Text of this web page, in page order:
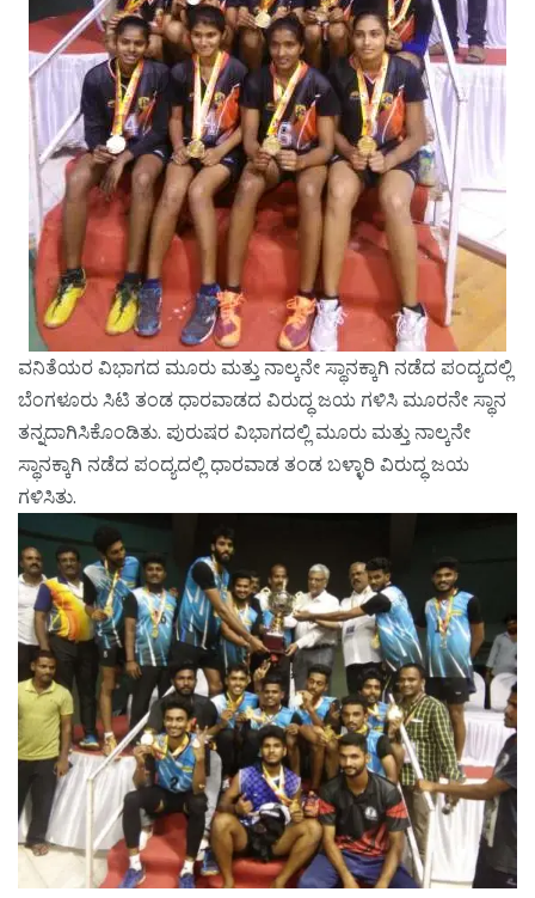
ವನಿತೆಯರ ವಿಭಾಗದ ಮೂರು ಮತ್ತು ನಾಲ್ಕನೇ ಸ್ಥಾನಕ್ಕಾಗಿ ನಡೆದ ಪಂದ್ಯದಲ್ಲಿ
ಬೆಂಗಳೂರು ಸಿಟಿ ತಂಡ ಧಾರವಾಡದ ವಿರುದ್ಧ ಜಯ ಗಳಿಸಿ ಮೂರನೇ ಸ್ಥಾನ
ತನ್ನದಾಗಿಸಿಕೊಂಡಿತು. ಪುರುಷರ ವಿಭಾಗದಲ್ಲಿ ಮೂರು ಮತ್ತು ನಾಲ್ಕನೇ
ಸ್ಥಾನಕ್ಕಾಗಿ ನಡೆದ ಪಂದ್ಯದಲ್ಲಿ ಧಾರವಾಡ ತಂಡ ಬಳ್ಳಾರಿ ವಿರುದ್ಧ ಜಯ
ಗಳಿಸಿತು.